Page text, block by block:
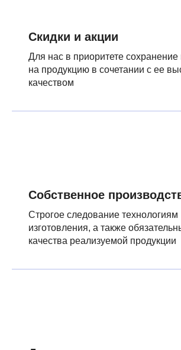
Скидки и акции
Для нас в приоритете сохранение
на продукцию в сочетании с ее
качеством
Собственное
Строгое следование технологиям
изготовления, а также
качества реализуемой продукции